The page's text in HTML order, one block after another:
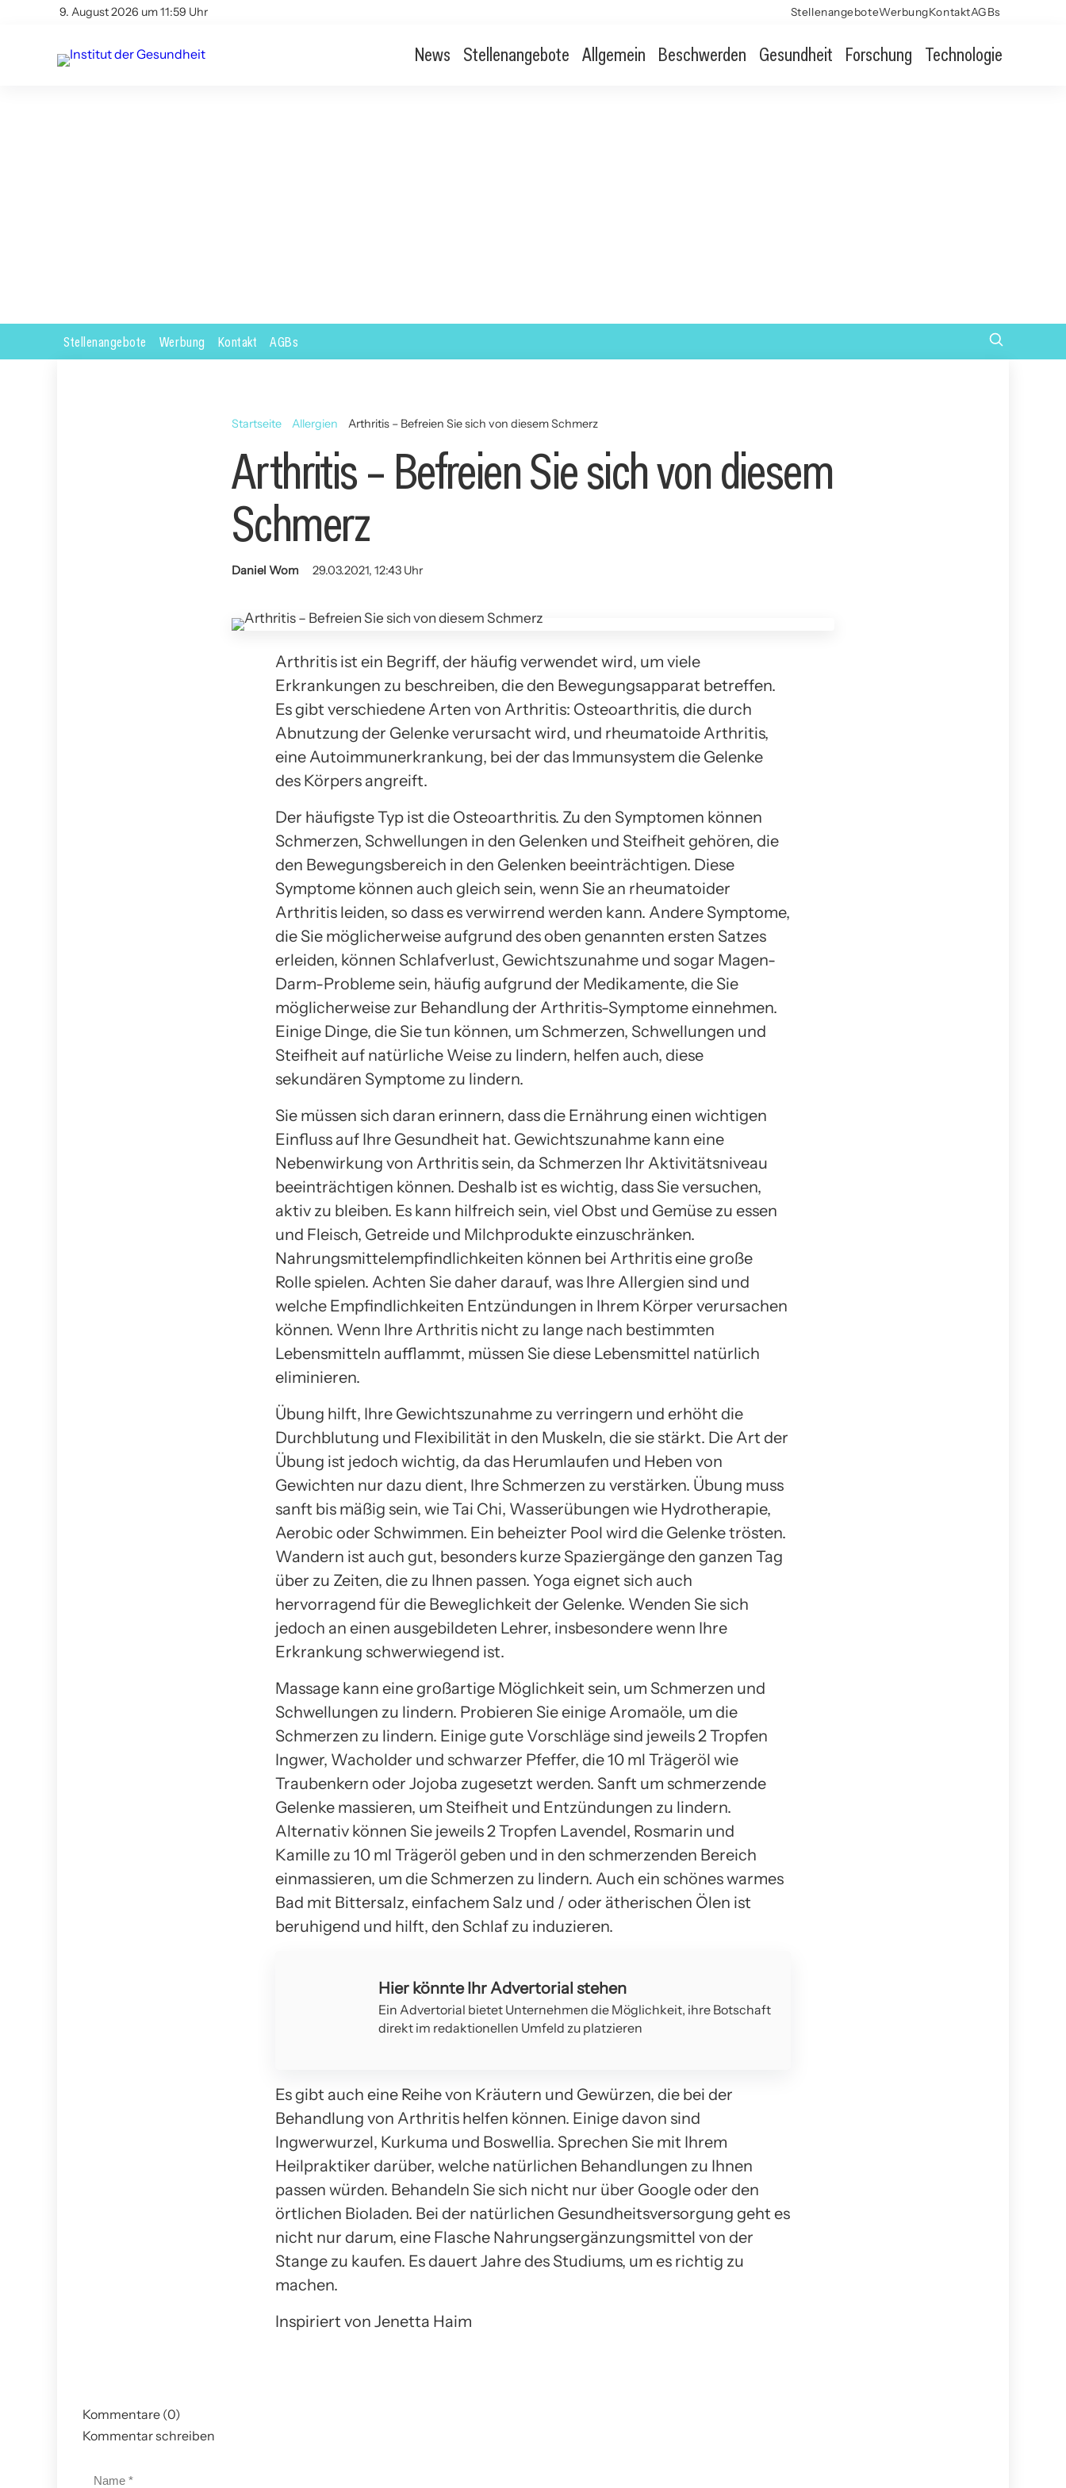
9. August 2026 um 11:59 Uhr StellenangeboteWerbungKontaktAGBs
News Stellenangebote Allgemein Beschwerden Gesundheit Forschung Technologie
Stellenangebote Werbung Kontakt AGBs
Startseite Allergien Arthritis – Befreien Sie sich von diesem Schmerz
Arthritis – Befreien Sie sich von diesem
Schmerz
Daniel Wom 29.03.2021, 12:43 Uhr
Arthritis ist ein Begriff, der häufig verwendet wird, um viele
Erkrankungen zu beschreiben, die den Bewegungsapparat betreffen.
Es gibt verschiedene Arten von Arthritis: Osteoarthritis, die durch
Abnutzung der Gelenke verursacht wird, und rheumatoide Arthritis,
eine Autoimmunerkrankung, bei der das Immunsystem die Gelenke
des Körpers angreift.
Der häufigste Typ ist die Osteoarthritis. Zu den Symptomen können
Schmerzen, Schwellungen in den Gelenken und Steifheit gehören, die
den Bewegungsbereich in den Gelenken beeinträchtigen. Diese
Symptome können auch gleich sein, wenn Sie an rheumatoider
Arthritis leiden, so dass es verwirrend werden kann. Andere Symptome,
die Sie möglicherweise aufgrund des oben genannten ersten Satzes
erleiden, können Schlafverlust, Gewichtszunahme und sogar Magen-
Darm-Probleme sein, häufig aufgrund der Medikamente, die Sie
möglicherweise zur Behandlung der Arthritis-Symptome einnehmen.
Einige Dinge, die Sie tun können, um Schmerzen, Schwellungen und
Steifheit auf natürliche Weise zu lindern, helfen auch, diese
sekundären Symptome zu lindern.
Sie müssen sich daran erinnern, dass die Ernährung einen wichtigen
Einfluss auf Ihre Gesundheit hat. Gewichtszunahme kann eine
Nebenwirkung von Arthritis sein, da Schmerzen Ihr Aktivitätsniveau
beeinträchtigen können. Deshalb ist es wichtig, dass Sie versuchen,
aktiv zu bleiben. Es kann hilfreich sein, viel Obst und Gemüse zu essen
und Fleisch, Getreide und Milchprodukte einzuschränken.
Nahrungsmittelempfindlichkeiten können bei Arthritis eine große
Rolle spielen. Achten Sie daher darauf, was Ihre Allergien sind und
welche Empfindlichkeiten Entzündungen in Ihrem Körper verursachen
können. Wenn Ihre Arthritis nicht zu lange nach bestimmten
Lebensmitteln aufflammt, müssen Sie diese Lebensmittel natürlich
eliminieren.
Übung hilft, Ihre Gewichtszunahme zu verringern und erhöht die
Durchblutung und Flexibilität in den Muskeln, die sie stärkt. Die Art der
Übung ist jedoch wichtig, da das Herumlaufen und Heben von
Gewichten nur dazu dient, Ihre Schmerzen zu verstärken. Übung muss
sanft bis mäßig sein, wie Tai Chi, Wasserübungen wie Hydrotherapie,
Aerobic oder Schwimmen. Ein beheizter Pool wird die Gelenke trösten.
Wandern ist auch gut, besonders kurze Spaziergänge den ganzen Tag
über zu Zeiten, die zu Ihnen passen. Yoga eignet sich auch
hervorragend für die Beweglichkeit der Gelenke. Wenden Sie sich
jedoch an einen ausgebildeten Lehrer, insbesondere wenn Ihre
Erkrankung schwerwiegend ist.
Massage kann eine großartige Möglichkeit sein, um Schmerzen und
Schwellungen zu lindern. Probieren Sie einige Aromaöle, um die
Schmerzen zu lindern. Einige gute Vorschläge sind jeweils 2 Tropfen
Ingwer, Wacholder und schwarzer Pfeffer, die 10 ml Trägeröl wie
Traubenkern oder Jojoba zugesetzt werden. Sanft um schmerzende
Gelenke massieren, um Steifheit und Entzündungen zu lindern.
Alternativ können Sie jeweils 2 Tropfen Lavendel, Rosmarin und
Kamille zu 10 ml Trägeröl geben und in den schmerzenden Bereich
einmassieren, um die Schmerzen zu lindern. Auch ein schönes warmes
Bad mit Bittersalz, einfachem Salz und / oder ätherischen Ölen ist
beruhigend und hilft, den Schlaf zu induzieren.
Hier könnte Ihr Advertorial stehen
Ein Advertorial bietet Unternehmen die Möglichkeit, ihre Botschaft
direkt im redaktionellen Umfeld zu platzieren
Es gibt auch eine Reihe von Kräutern und Gewürzen, die bei der
Behandlung von Arthritis helfen können. Einige davon sind
Ingwerwurzel, Kurkuma und Boswellia. Sprechen Sie mit Ihrem
Heilpraktiker darüber, welche natürlichen Behandlungen zu Ihnen
passen würden. Behandeln Sie sich nicht nur über Google oder den
örtlichen Bioladen. Bei der natürlichen Gesundheitsversorgung geht es
nicht nur darum, eine Flasche Nahrungsergänzungsmittel von der
Stange zu kaufen. Es dauert Jahre des Studiums, um es richtig zu
machen.
Inspiriert von Jenetta Haim
Kommentare (0)
Kommentar schreiben